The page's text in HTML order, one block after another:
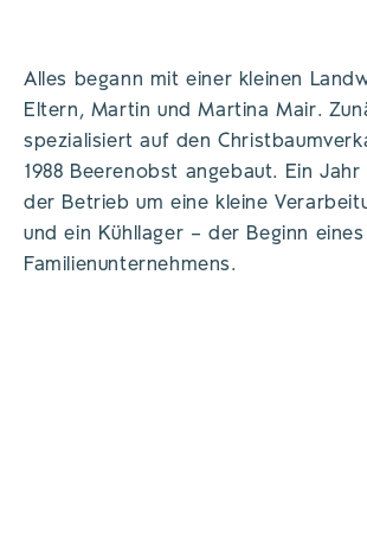
Alles begann mit einer kleinen
Eltern, Martin und Martina Mair.
spezialisiert auf den
1988 Beerenobst angebaut. Ein
der Betrieb um eine kleine
und ein Kühllager – der Beginn
Familienunternehmens.